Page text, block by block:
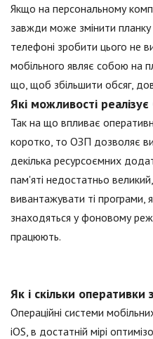
Якщо на персональному
завжди може змінити
телефоні зробити цього не
мобільного являє собою на
що, щоб збільшити обсяг,
Які можливості
Так на що впливає
коротко, то ОЗП дозволяє
декілька ресурсоємних
пам'яті недостатньо
вивантажувати ті програми,
знаходяться у фоновому
працюють.
Як і скільки
Операційні системи
iOS, в достатній мірі